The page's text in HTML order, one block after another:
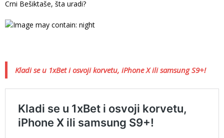
Crni Bešiktaše, šta uradi?
Kladi se u 1xBet i osvoji korvetu, iPhone X ili samsung S9+!